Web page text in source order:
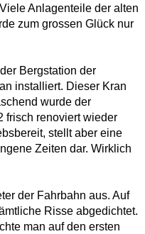
Anlagenteile der alten
zum grossen Glück nur
Bergstation der
installiert. Dieser Kran
wurde der
frisch renoviert wieder
stellt aber eine
Zeiten dar. Wirklich
der Fahrbahn aus. Auf
Risse abgedichtet.
man auf den ersten